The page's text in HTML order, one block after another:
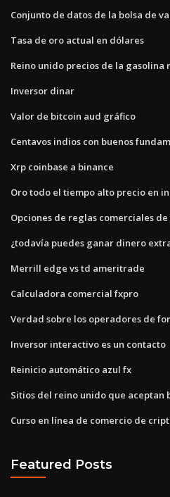
Conjunto de datos de la bolsa de
Tasa de oro actual en dólares
Reino unido precios de la gasolina
Inversor dinar
Valor de bitcoin aud gráfico
Centavos indios con buenos
Xrp coinbase a binance
Oro todo el tiempo alto precio en
Opciones de reglas comerciales
¿todavía puedes ganar dinero
Merrill edge vs td ameritrade
Calculadora comercial fxpro
Verdad sobre los operadores de
Inversor interactivo es un contacto
Reinicio automático azul fx
Sitios del reino unido que aceptan
Curso en línea de comercio de
Featured Posts